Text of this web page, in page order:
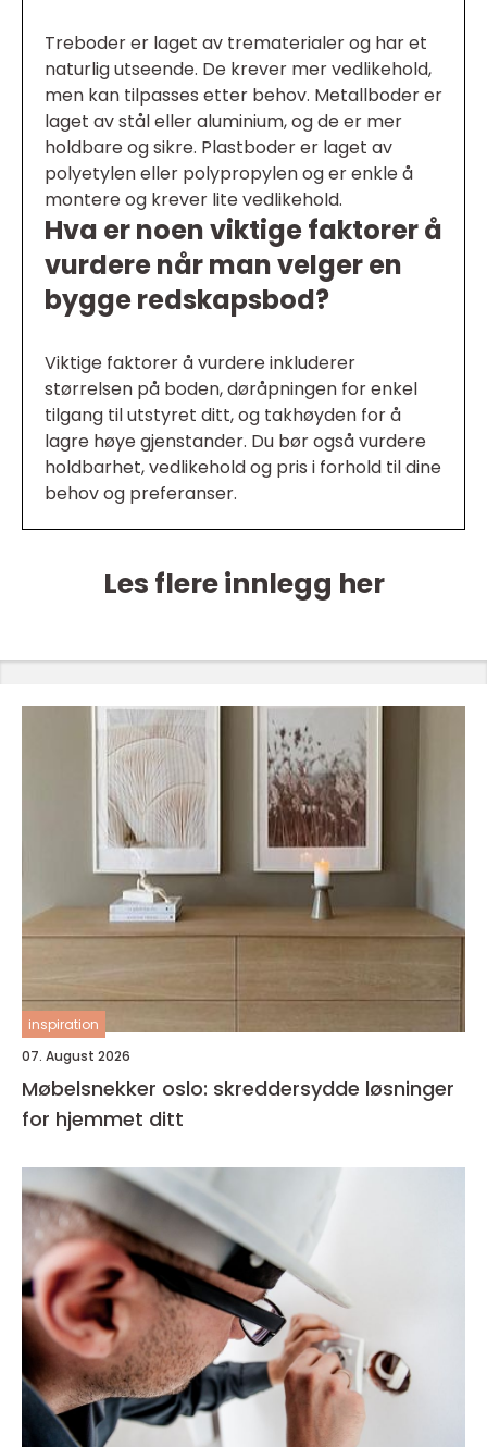
Treboder er laget av trematerialer og har et
naturlig utseende. De krever mer vedlikehold,
men kan tilpasses etter behov. Metallboder er
laget av stål eller aluminium, og de er mer
holdbare og sikre. Plastboder er laget av
polyetylen eller polypropylen og er enkle å
montere og krever lite vedlikehold.
Hva er noen viktige faktorer å
vurdere når man velger en
bygge redskapsbod?
Viktige faktorer å vurdere inkluderer
størrelsen på boden, døråpningen for enkel
tilgang til utstyret ditt, og takhøyden for å
lagre høye gjenstander. Du bør også vurdere
holdbarhet, vedlikehold og pris i forhold til dine
behov og preferanser.
Les flere innlegg her
inspiration
07. August 2026
Møbelsnekker oslo: skreddersydde løsninger
for hjemmet ditt